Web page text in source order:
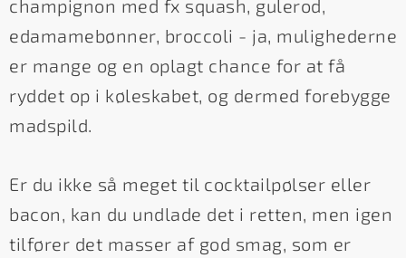
champignon med fx squash, gulerod,
edamamebønner, broccoli - ja, mulighederne
er mange og en oplagt chance for at få
ryddet op i køleskabet, og dermed forebygge
madspild.
Er du ikke så meget til cocktailpølser eller
bacon, kan du undlade det i retten, men igen
tilfører det masser af god smag, som er